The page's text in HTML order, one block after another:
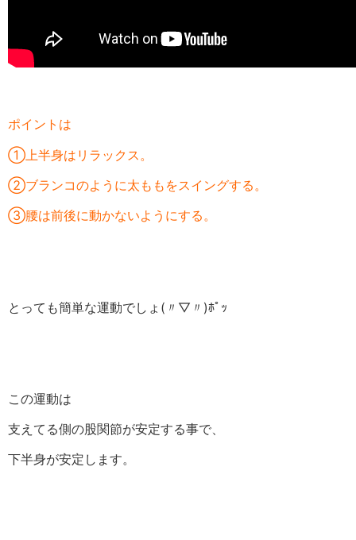
ポイントは
①上半身はリラックス。
②ブランコのように太ももをスイングする。
③腰は前後に動かないようにする。
とっても簡単な運動でしょ(〃▽〃)ﾎﾟｯ
この運動は
支えてる側の股関節が安定する事で、
下半身が安定します。